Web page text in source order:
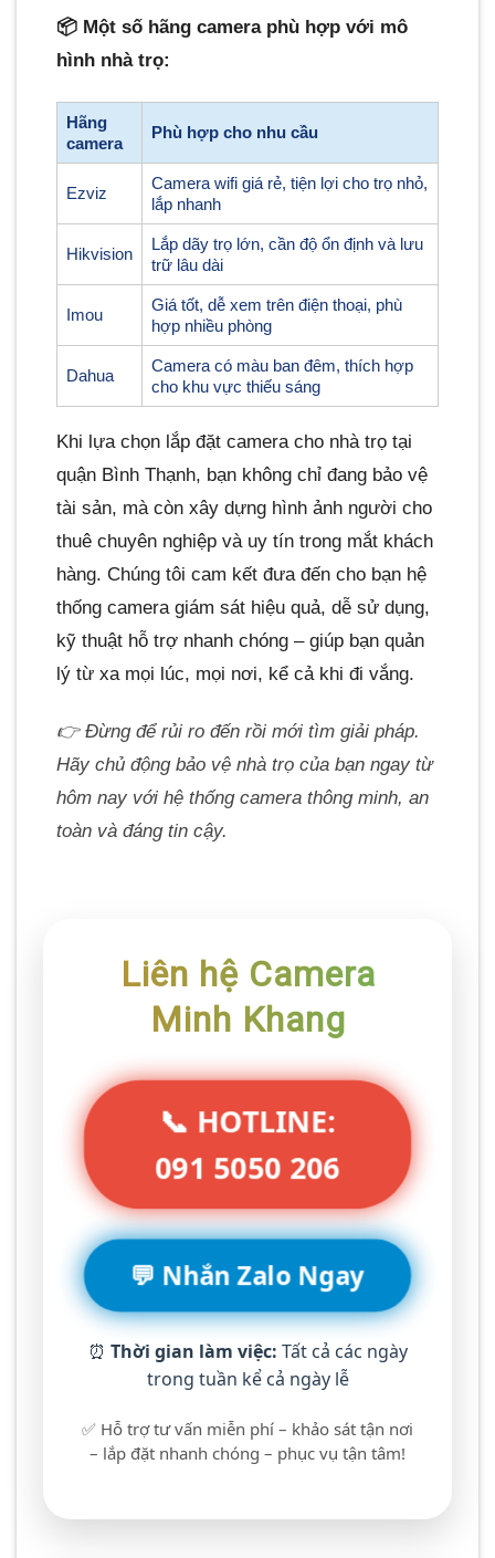
📦 Một số hãng camera phù hợp với mô
hình nhà trọ:
Hãng
camera
Phù hợp cho nhu cầu
Ezviz
Camera wifi giá rẻ, tiện lợi cho trọ nhỏ,
lắp nhanh
Hikvision
Lắp dãy trọ lớn, cần độ ổn định và lưu
trữ lâu dài
Imou
Giá tốt, dễ xem trên điện thoại, phù
hợp nhiều phòng
Dahua
Camera có màu ban đêm, thích hợp
cho khu vực thiếu sáng
Khi lựa chọn lắp đặt camera cho nhà trọ tại
quận Bình Thạnh, bạn không chỉ đang bảo vệ
tài sản, mà còn xây dựng hình ảnh người cho
thuê chuyên nghiệp và uy tín trong mắt khách
hàng. Chúng tôi cam kết đưa đến cho bạn hệ
thống camera giám sát hiệu quả, dễ sử dụng,
kỹ thuật hỗ trợ nhanh chóng – giúp bạn quản
lý từ xa mọi lúc, mọi nơi, kể cả khi đi vắng.
👉 Đừng để rủi ro đến rồi mới tìm giải pháp.
Hãy chủ động bảo vệ nhà trọ của bạn ngay từ
hôm nay với hệ thống camera thông minh, an
toàn và đáng tin cậy.
Liên hệ Camera
Minh Khang
📞 HOTLINE:
091 5050 206
💬 Nhắn Zalo Ngay
⏰ Thời gian làm việc: Tất cả các ngày
trong tuần kể cả ngày lễ
✅ Hỗ trợ tư vấn miễn phí – khảo sát tận nơi
– lắp đặt nhanh chóng – phục vụ tận tâm!